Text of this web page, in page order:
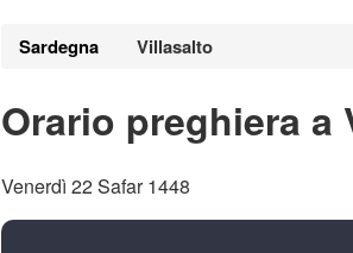
Sardegna Villasalto
Orario preghiera a
Venerdì 22 Safar 1448